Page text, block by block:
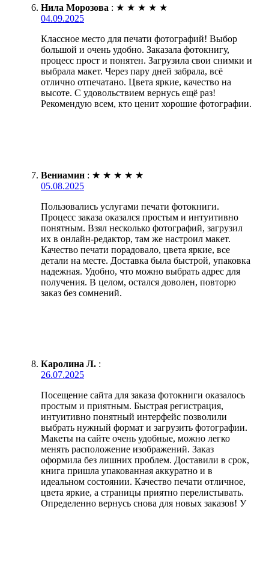
Нила Морозова : ★ ★ ★ ★ ★
04.09.2025
Классное место для печати фотографий! Выбор
большой и очень удобно. Заказала фотокнигу,
процесс прост и понятен. Загрузила свои снимки и
выбрала макет. Через пару дней забрала, всё
отлично отпечатано. Цвета яркие, качество на
высоте. С удовольствием вернусь ещё раз!
Рекомендую всем, кто ценит хорошие фотографии.
Вениамин : ★ ★ ★ ★ ★
05.08.2025
Пользовались услугами печати фотокниги.
Процесс заказа оказался простым и интуитивно
понятным. Взял несколько фотографий, загрузил
их в онлайн-редактор, там же настроил макет.
Качество печати порадовало, цвета яркие, все
детали на месте. Доставка была быстрой, упаковка
надежная. Удобно, что можно выбрать адрес для
получения. В целом, остался доволен, повторю
заказ без сомнений.
Каролина Л. :
26.07.2025
Посещение сайта для заказа фотокниги оказалось
простым и приятным. Быстрая регистрация,
интуитивно понятный интерфейс позволили
выбрать нужный формат и загрузить фотографии.
Макеты на сайте очень удобные, можно легко
менять расположение изображений. Заказ
оформила без лишних проблем. Доставили в срок,
книга пришла упакованная аккуратно и в
идеальном состоянии. Качество печати отличное,
цвета яркие, а страницы приятно перелистывать.
Определенно вернусь снова для новых заказов! У